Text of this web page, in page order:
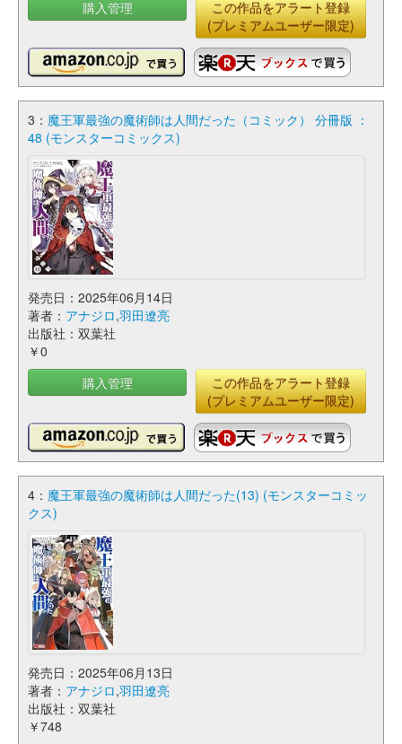
購入管理
この作品をアラート登録
(プレミアムユーザー限定)
3： 魔王軍最強の魔術師は人間だった（コミック） 分冊版 ：
48 (モンスターコミックス)
発売日：2025年06月14日
著者： アナジロ,羽田遼亮
出版社：双葉社
￥0
購入管理
この作品をアラート登録
(プレミアムユーザー限定)
4： 魔王軍最強の魔術師は人間だった(13) (モンスターコミッ
クス)
発売日：2025年06月13日
著者： アナジロ,羽田遼亮
出版社：双葉社
￥748